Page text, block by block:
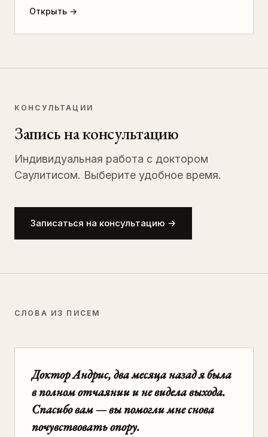
Открыть →
КОНСУЛЬТАЦИИ
Запись на консультацию
Индивидуальная работа с доктором
Саулитисом. Выберите удобное время.
Записаться на консультацию →
СЛОВА ИЗ ПИСЕМ
Доктор Андрис, два месяца назад я была
в полном отчаянии и не видела выхода.
Спасибо вам — вы помогли мне снова
почувствовать опору.